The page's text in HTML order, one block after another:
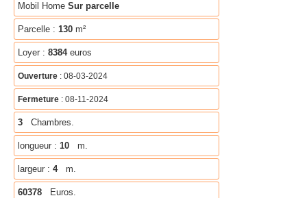
Mobil Home Sur parcelle
Parcelle : 130 m²
Loyer : 8384euros
Ouverture : 08-03-2024
Fermeture : 08-11-2024
3 Chambres.
longueur : 10 m.
largeur : 4 m.
60378 Euros.